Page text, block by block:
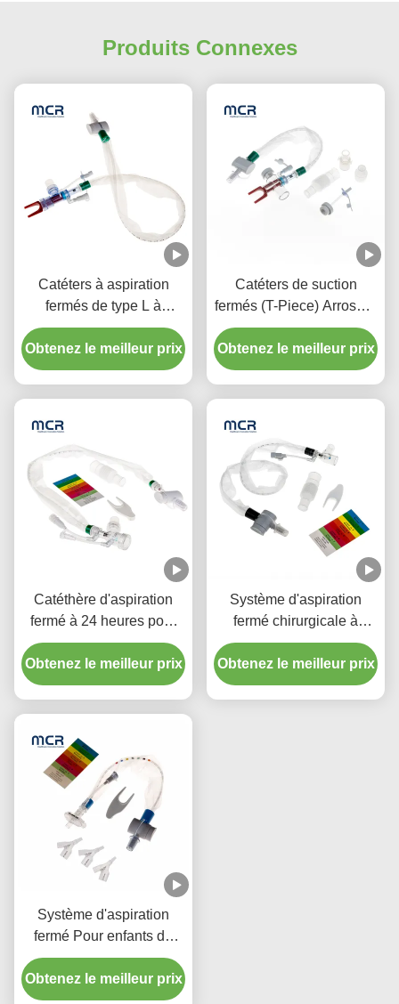
Produits Connexes
Catéters à aspiration
fermés de type L à
rinçage automatique 10 à
72 heures Coude pivotant
double pour l'hôpital
Obtenez le meilleur prix
Catéters de suction
fermés (T-Piece) Arroseur
automatique 72H Pour
adulte
Obtenez le meilleur prix
Catéthère d'aspiration
fermé à 24 heures pour
enfant avec trois
connecteurs en pièce Y
Obtenez le meilleur prix
Système d'aspiration
fermé chirurgicale à
usage unique Nouveaux-
nés/pédiatrie-coudes
Obtenez le meilleur prix
Système d'aspiration
fermé Pour enfants de
type 72H
Obtenez le meilleur prix